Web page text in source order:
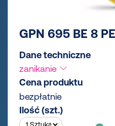
GPN 695 BE 8
Dane techniczne
zanikanie
Cena produktu
bezpłatnie
Ilość (szt.)